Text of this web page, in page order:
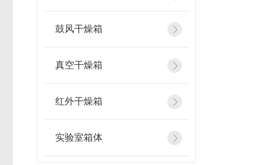
鼓风干燥箱
真空干燥箱
红外干燥箱
实验室箱体